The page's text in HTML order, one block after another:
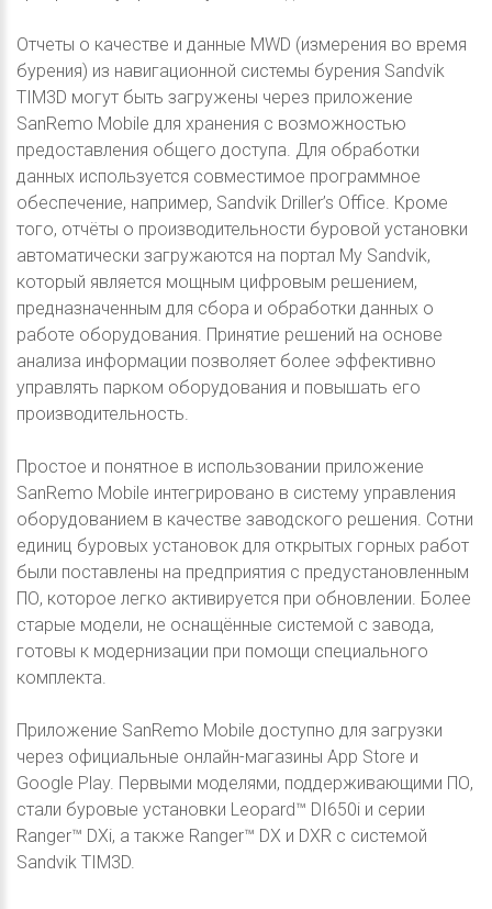
Отчеты о качестве и данные MWD (измерения во время
бурения) из навигационной системы бурения Sandvik
TIM3D могут быть загружены через приложение
SanRemo Mobile для хранения c возможностью
предоставления общего доступа. Для обработки
данных используется совместимое программное
обеспечение, например, Sandvik Driller’s Office. Кроме
того, отчёты о производительности буровой установки
автоматически загружаются на портал My Sandvik,
который является мощным цифровым решением,
предназначенным для сбора и обработки данных о
работе оборудования. Принятие решений на основе
анализа информации позволяет более эффективно
управлять парком оборудования и повышать его
производительность.
Простое и понятное в использовании приложение
SanRemo Mobile интегрировано в систему управления
оборудованием в качестве заводского решения. Сотни
единиц буровых установок для открытых горных работ
были поставлены на предприятия с предустановленным
ПО, которое легко активируется при обновлении. Более
старые модели, не оснащённые системой с завода,
готовы к модернизации при помощи специального
комплекта.
Приложение SanRemo Mobile доступно для загрузки
через официальные онлайн-магазины App Store и
Google Play. Первыми моделями, поддерживающими ПО,
стали буровые установки Leopard™ DI650i и серии
Ranger™ DXi, а также Ranger™ DX и DXR с системой
Sandvik TIM3D.